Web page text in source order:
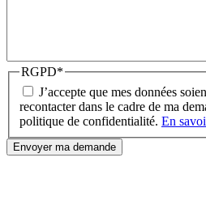
RGPD*
J’accepte que mes données
recontacter dans le cadre de ma
politique de confidentialité. En
Envoyer ma demande